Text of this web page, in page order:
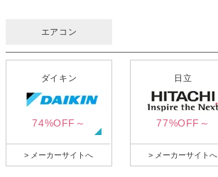
エアコン
ダイキン
74%OFF～
> メーカーサイトへ
日立
77%OFF～
> メーカーサイトへ